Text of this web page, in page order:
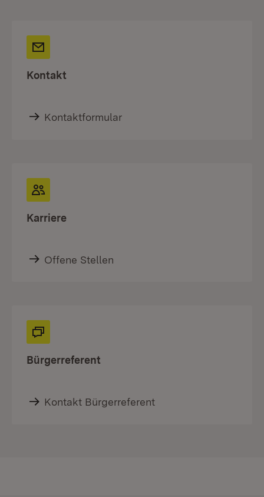
Kontakt
Kontaktformular
Karriere
Offene Stellen
Bürgerreferent
Kontakt Bürgerreferent